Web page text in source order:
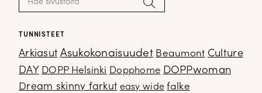
TUNNISTEET
Arkiasut Asukokonaisuudet Beaumont Culture
DAY DOPP Helsinki Dopphome DOPPwoman
Dream skinny farkut easy wide falke